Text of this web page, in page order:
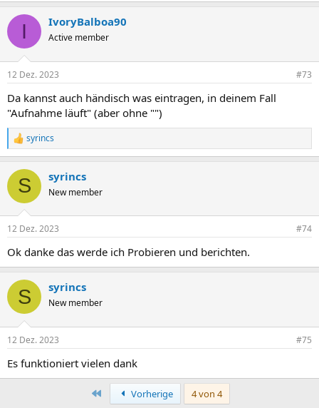
I IvoryBalboa90
Active member
12 Dez. 2023 #73
Da kannst auch händisch was eintragen, in deinem Fall
"Aufnahme läuft" (aber ohne "")
R
e
k
i
e
:
syrincs
S syrincs
New member
12 Dez. 2023 #74
Ok danke das werde ich Probieren und berichten.
S syrincs
New member
12 Dez. 2023 #75
Es funktioniert vielen dank
Erste Vorherige
4 von 4